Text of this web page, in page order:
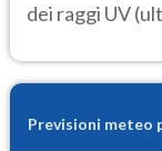
dei raggi UV
Previsioni meteo